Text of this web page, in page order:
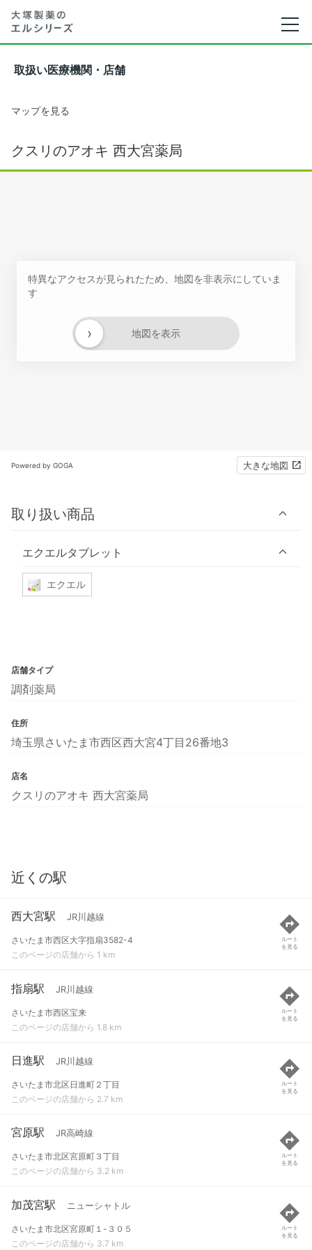
取扱い医療機関・店舗
マップを見る
クスリのアオキ 西大宮薬局
特異なアクセスが見られたため、地図を非表示にしていま
す
地図を表示
›
Powered by GOGA 大きな地図
取り扱い商品
エクエルタブレット
エクエル
店舗タイプ
調剤薬局
住所
埼玉県さいたま市西区西大宮4丁目26番地3
店名
クスリのアオキ 西大宮薬局
近くの駅
西大宮駅 JR川越線
さいたま市西区大字指扇3582-4
このページの店舗から 1 km
ルート
を見る
指扇駅 JR川越線
さいたま市西区宝来
このページの店舗から 1.8 km
ルート
を見る
日進駅 JR川越線
さいたま市北区日進町２丁目
このページの店舗から 2.7 km
ルート
を見る
宮原駅 JR高崎線
さいたま市北区宮原町３丁目
このページの店舗から 3.2 km
ルート
を見る
加茂宮駅 ニューシャトル
さいたま市北区宮原町１-３０５
このページの店舗から 3.7 km
ルート
を見る